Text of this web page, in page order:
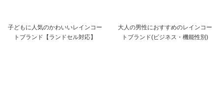
子どもに人気のかわいいレインコー
トブランド【ランドセル対応】
大人の男性におすすめのレインコー
トブランド(ビジネス・機能性別)